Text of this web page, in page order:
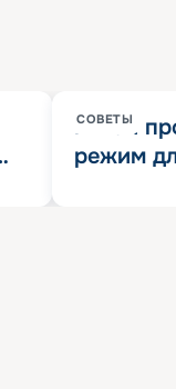
СОВЕТЫ
Китай
режим